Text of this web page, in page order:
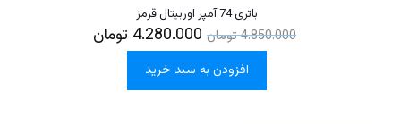
باتری 74 آمپر اوربیتال قرمز
4.850.000تومان 4.280.000 تومان
افزودن به سبد خرید